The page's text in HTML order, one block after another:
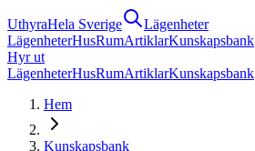
UthyraHela Sverige
Lägenheter
LägenheterHusRumArtiklarKunskapsbank
Hyr ut
LägenheterHusRumArtiklarKunskapsbank
Hem
Kunskapsbank